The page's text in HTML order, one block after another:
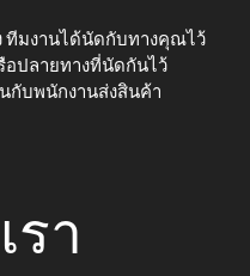
ทีมงานได้นัดกับทางคุณไว้
ปลายทางที่นัดกันไว้
กับพนักงานส่งสินค้า
รา